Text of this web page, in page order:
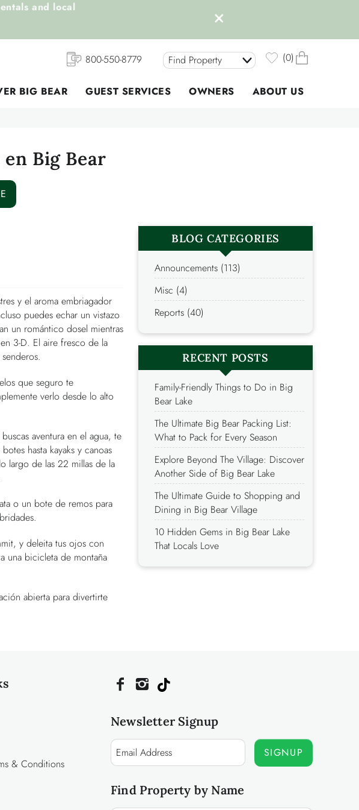
800-550-8779
Find Property 0
BIG BEAR GUEST SERVICES OWNERS ABOUT US
and local
Big Bear
y el aroma embriagador
puedes echar un vistazo
un romántico dosel mientras
3-D. El aire fresco de la
que seguro te
verlo desde lo alto
aventura en el agua, te
hasta kayaks y canoas
largo de las 22 millas de la
o un bote de remos para
y deleita tus ojos con
una bicicleta de montaña
abierta para divertirte
BLOG CATEGORIES
Announcements (113)
Misc (4)
Reports (40)
RECENT POSTS
Family-Friendly Things to Do in Big
Bear Lake
The Ultimate Big Bear Packing List:
What to Pack for Every Season
Explore Beyond The Village: Discover
Another Side of Big Bear Lake
The Ultimate Guide to Shopping and
Dining in Big Bear Village
10 Hidden Gems in Big Bear Lake
That Locals Love
& Conditions
Newsletter Signup
SIGNUP
Find Property by Name